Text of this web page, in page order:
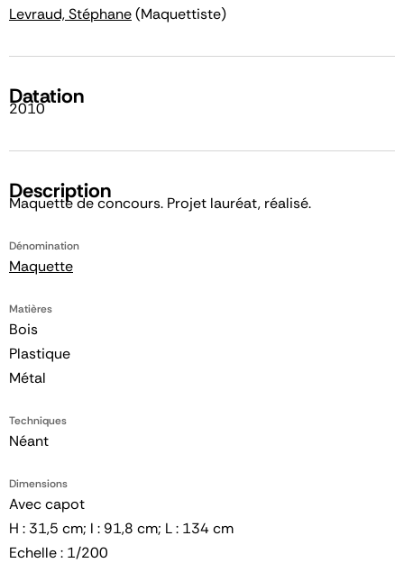
Levraud, Stéphane(Maquettiste)
Datation
2010
Description
Maquette de concours. Projet lauréat, réalisé.
Dénomination
Maquette
Matières
Bois
Plastique
Métal
Techniques
Néant
Dimensions
Avec capot
H : 31,5 cm; l : 91,8 cm; L : 134 cm
Echelle : 1/200